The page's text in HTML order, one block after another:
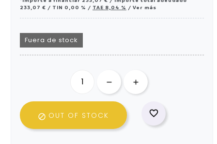
233,07 € / TIN 0,00 % / TAE 8,04 % / Ver más
Fuera de stock
 OUT OF STOCK 